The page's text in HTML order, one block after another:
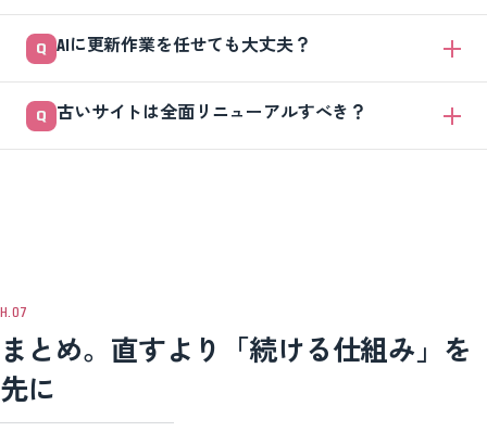
か」と不安を持たれます。まずは古い日付と間違った情報を直すだけで
も印象は大きく変わります。
できれば十分です。大事なのは頻度より「止めないこと」。曜日まで決
めて固定すると続けやすくなります。
AIに更新作業を任せても大丈夫？
引先名などの事実は、必ず人が確認してから公開してください。AIは文
章を整えるのは得意ですが、事実の正しさの最終判断はできないためで
古いサイトは全面リニューアルすべき？
まとめ。直すより「続ける仕組み」を
先に